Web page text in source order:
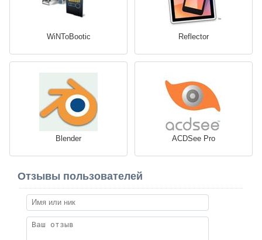
WiNToBootic Reflector
Blender ACDSee Pro
Отзывы пользователей